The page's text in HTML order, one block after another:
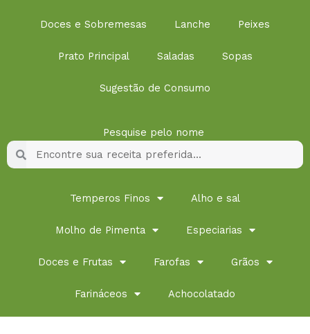
Doces e Sobremesas Lanche Peixes
Prato Principal Saladas Sopas
Sugestão de Consumo
Pesquise pelo nome
Pesquisar
Temperos Finos Alho e sal
Molho de Pimenta Especiarias
Doces e Frutas Farofas Grãos
Farináceos Achocolatado